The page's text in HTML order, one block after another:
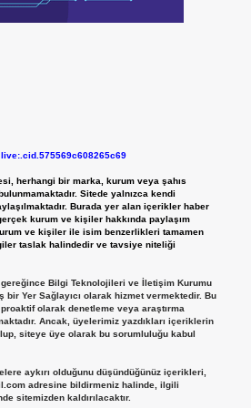
herhangi bir marka, kurum veya şahıs
Sitede yalnızca kendi
Burada yer alan içerikler haber
kurum ve kişiler hakkında paylaşım
ve kişiler ile isim benzerlikleri tamamen
taslak halindedir ve tavsiye niteliği
gereğince Bilgi Teknolojileri ve İletişim Kurumu
bir Yer Sağlayıcı olarak hizmet vermektedir. Bu
olarak denetleme veya araştırma
Ancak, üyelerimiz yazdıkları içeriklerin
siteye üye olarak bu sorumluluğu kabul
aykırı olduğunu düşündüğünüz içerikleri,
adresine bildirmeniz halinde, ilgili
sitemizden kaldırılacaktır.